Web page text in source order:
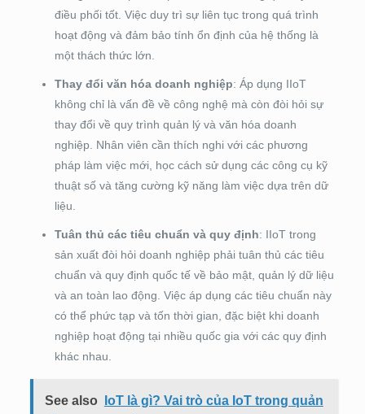
điều phối tốt. Việc duy trì sự liên tục trong quá trình
hoạt động và đảm bảo tính ổn định của hệ thống là
một thách thức lớn.
Thay đổi văn hóa doanh nghiệp: Áp dụng IIoT
không chỉ là vấn đề về công nghệ mà còn đòi hỏi sự
thay đổi về quy trình quản lý và văn hóa doanh
nghiệp. Nhân viên cần thích nghi với các phương
pháp làm việc mới, học cách sử dụng các công cụ kỹ
thuật số và tăng cường kỹ năng làm việc dựa trên dữ
liệu.
Tuân thủ các tiêu chuẩn và quy định: IIoT trong
sản xuất đòi hỏi doanh nghiệp phải tuân thủ các tiêu
chuẩn và quy định quốc tế về bảo mật, quản lý dữ liệu
và an toàn lao động. Việc áp dụng các tiêu chuẩn này
có thể phức tạp và tốn thời gian, đặc biệt khi doanh
nghiệp hoạt động tại nhiều quốc gia với các quy định
khác nhau.
See also
IoT là gì? Vai trò của IoT trong quản